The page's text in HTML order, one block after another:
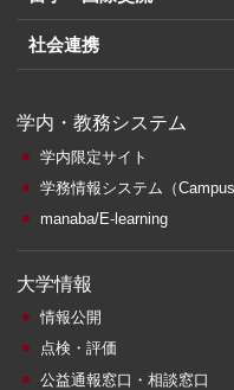
社会連携
学内・教務システム
学内限定サイト
学務情報システム （
manaba/E-learning
大学情報
情報公開
点検・評価
公益通報窓口・相談窓口